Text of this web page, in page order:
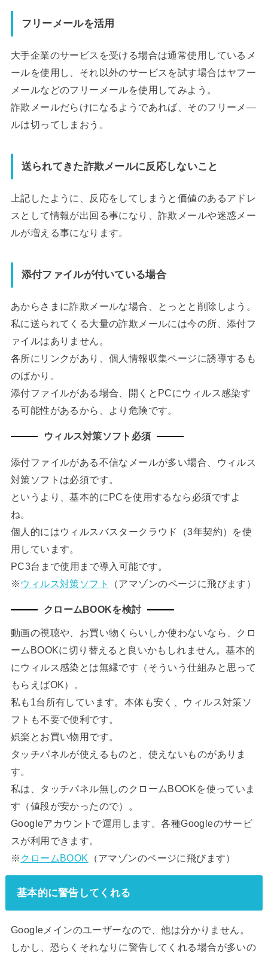
フリーメールを活用
大手企業のサービスを受ける場合は通常使用しているメ
ールを使用し、それ以外のサービスを試す場合はヤフー
メールなどのフリーメールを使用してみよう。
詐欺メールだらけになるようであれば、そのフリーメ―
ルは切ってしまおう。
送られてきた詐欺メールに反応しないこと
上記したように、反応をしてしまうと価値のあるアドレ
スとして情報が出回る事になり、詐欺メールや迷惑メー
ルが増える事になります。
添付ファイルが付いている場合
あからさまに詐欺メールな場合、とっとと削除しよう。
私に送られてくる大量の詐欺メールには今の所、添付フ
ァイルはありません。
各所にリンクがあり、個人情報収集ページに誘導するも
のばかり。
添付ファイルがある場合、開くとPCにウィルス感染す
る可能性があるから、より危険です。
ウィルス対策ソフト必須
添付ファイルがある不信なメールが多い場合、ウィルス
対策ソフトは必須です。
というより、基本的にPCを使用するなら必須ですよ
ね。
個人的にはウィルスバスタークラウド（3年契約）を使
用しています。
PC3台まで使用まで導入可能です。
※ ウィルス対策ソフト （アマゾンのページに飛びます）
クロームBOOKを検討
動画の視聴や、お買い物くらいしか使わないなら、クロ
ームBOOKに切り替えると良いかもしれません。基本的
にウィルス感染とは無縁です（そういう仕組みと思って
もらえばOK）。
私も1台所有しています。本体も安く、ウィルス対策ソ
フトも不要で便利です。
娯楽とお買い物用です。
タッチパネルが使えるものと、使えないものがありま
す。
私は、タッチパネル無しのクロームBOOKを使っていま
す（値段が安かったので）。
Googleアカウントで運用します。各種Googleのサービ
スが利用できます。
※ クロームBOOK （アマゾンのページに飛びます）
基本的に警告してくれる
Googleメインのユーザーなので、他は分かりません。
しかし、恐らくそれなりに警告してくれる場合が多いの